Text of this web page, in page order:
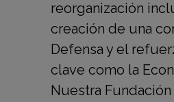
reorganización
creación de una
Defensa y el
clave como la
Nuestra